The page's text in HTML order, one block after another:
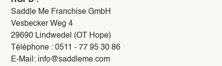
Saddle Me Franchise GmbH
Vesbecker Weg 4
29690 Lindwedel (OT Hope)
Téléphone : 0511 - 77 95 30 86
E-Mail: info@saddleme.com